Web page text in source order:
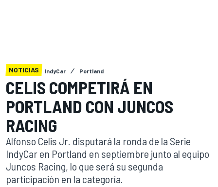
NOTICIAS IndyCar Portland
CELIS COMPETIRÁ EN
PORTLAND CON JUNCOS
RACING
Alfonso Celis Jr. disputará la ronda de la Serie
IndyCar en Portland en septiembre junto al equipo
Juncos Racing, lo que será su segunda
participación en la categoría.